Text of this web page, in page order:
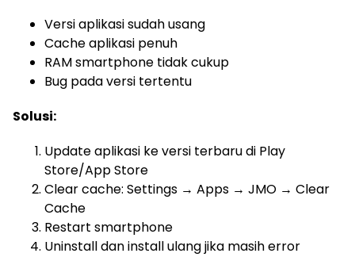
Versi aplikasi sudah usang
Cache aplikasi penuh
RAM smartphone tidak cukup
Bug pada versi tertentu
Solusi:
Update aplikasi ke versi terbaru di Play
Store/App Store
Clear cache: Settings → Apps → JMO → Clear
Cache
Restart smartphone
Uninstall dan install ulang jika masih error